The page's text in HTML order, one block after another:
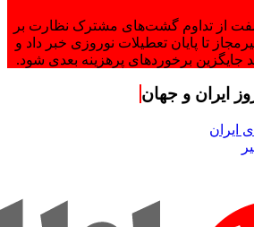
از تداوم گشت‌های مشترک نظارت بر
تا پایان تعطیلات نوروزی خبر داد و
جایگزین برخوردهای پرهزینه بعدی شود.
ایران و جهان
ایران